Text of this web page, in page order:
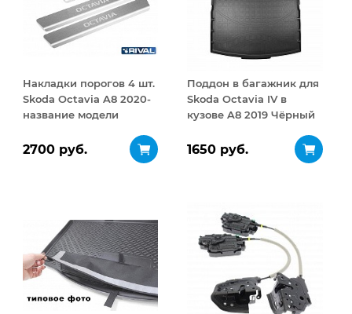
Накладки порогов 4 шт.
Skoda Octavia A8 2020-
название модели
2700 руб.
Поддон в багажник для
Skoda Octavia IV в
кузове A8 2019 Чёрный
1650 руб.